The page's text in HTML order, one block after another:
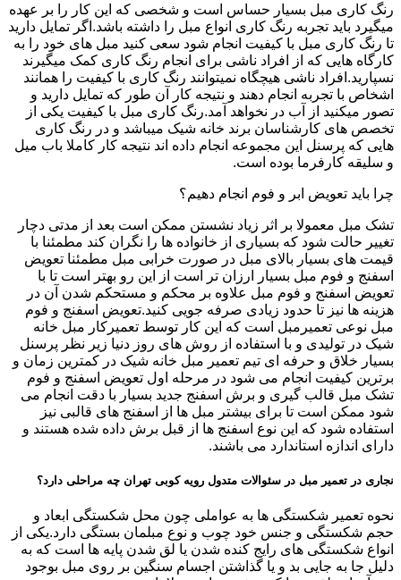
رنگ کاری مبل بسیار حساس است و شخصی که این کار را بر عهده
میگیرد باید تجربه رنگ کاری انواع مبل را داشته باشد.اگر تمایل دارید
تا رنگ کاری مبل با کیفیت انجام شود سعی کنید مبل های خود را به
کارگاه هایی که از افراد ناشی برای انجام رنگ کاری کمک میگیرند
نسپارید.افراد ناشی هیچگاه نمیتوانند رنگ کاری با کیفیت را همانند
اشخاص با تجربه انجام دهند و نتیجه کار آن طور که تمایل دارید و
تصور میکنید از آب در نخواهد آمد.رنگ کاری مبل با کیفیت یکی از
تخصص های کارشناسان برند خانه شیک میباشد و در رنگ کاری
هایی که پرسنل این مجموعه انجام داده اند نتیجه کار کاملا باب میل
و سلیقه کارفرما بوده است.
چرا باید تعویض ابر و فوم انجام دهیم؟
تشک مبل معمولا بر اثر زیاد نشستن ممکن است بعد از مدتی دچار
تغییر حالت شود که بسیاری از خانواده ها را نگران کند مطمئنا با
قیمت های بسیار بالای مبل در صورت خرابی مبل مطمئنا تعویض
اسفنج و فوم مبل بسیار ارزان تر است از این رو بهتر است تا با
تعویض اسفنج و فوم مبل علاوه بر محکم و مستحکم شدن آن در
هزینه ها نیز تا حدود زیادی صرفه جویی کنید.تعویض اسفنج و فوم
مبل نوعی تعمیرمبل است که این کار توسط تعمیرکار مبل خانه
شیک در تولیدی و با استفاده از روش های روز دنیا زیر نظر پرسنل
بسیار خلاق و حرفه ای تیم تعمیر مبل خانه شیک در کمترین زمان و
برترین کیفیت انجام می شود در مرحله اول تعویض اسفنج و فوم
تشک مبل قالب گیری و برش اسفنج جدید بسیار با دقت انجام می
شود ممکن است تا برای بیشتر مبل ها از اسفنج های قالبی نیز
استفاده شود که این نوع اسفنج ها از قبل برش داده شده هستند و
دارای اندازه استاندارد می باشند.
نجاری در تعمیر مبل در سئوالات متدول رویه کوبی تهران چه مراحلی دارد؟
نحوه تعمیر شکستگی ها به عواملی چون محل شکستگی ابعاد و
حجم شکستگی و جنس خود چوب و نوع مبلمان بستگی دارد.یکی از
انواع شکستگی های رایج کنده شدن یا لق شدن پایه ها است که به
دلیل جا به جایی بد و یا گذاشتن اجسام سنگین بر روی مبل بوجود